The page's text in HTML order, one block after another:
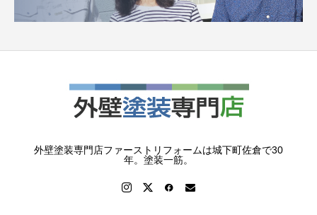
外壁塗装専門店ファーストリフォームは城下町佐倉で30
年。塗装一筋。